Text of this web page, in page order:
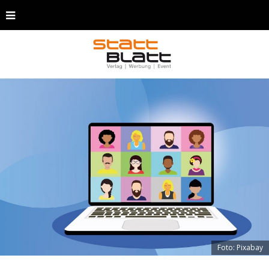
Foto: Pixabay